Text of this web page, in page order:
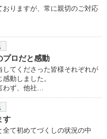
りますが、常に親切のご対応
プロだと感動
てくださった皆様それぞれが
動しました。
わず、他社…
す
て初めてづくしの状況の中